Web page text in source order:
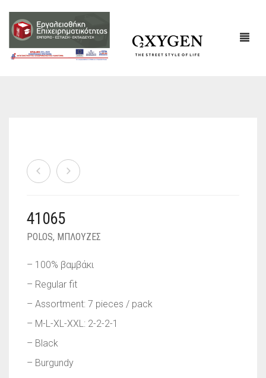
41065
POLOS, ΜΠΛΟΥΖΕΣ
– 100% βαμβάκι
– Regular fit
– Assortment: 7 pieces / pack
– M-L-XL-XXL: 2-2-2-1
– Black
– Burgundy